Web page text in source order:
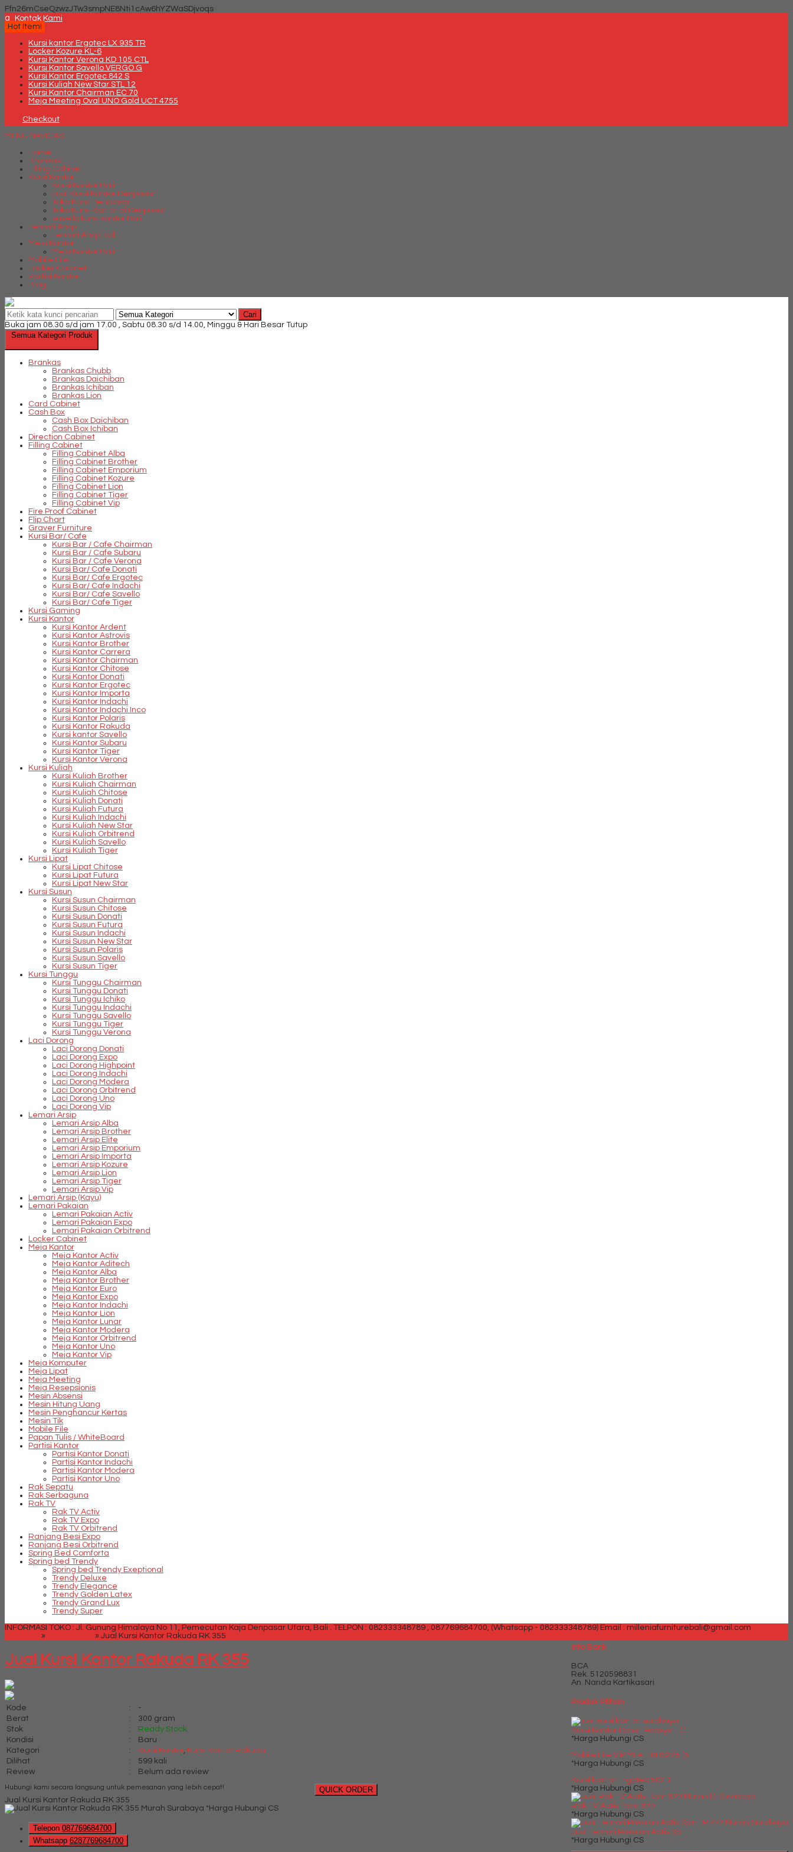
Ffn26mCseQzwzJTw3smpNE8Nti1cAw6hYZWaSDjvoqs
q
Kontak Kami
Hot Item!
Kursi kantor Ergotec LX 935 TR
Locker Kozure KL-6
Kursi Kantor Verona KD 105 CTL
Kursi Kantor Savello VERGO G
Kursi Kantor Ergotec 842 S
Kursi Kuliah New Star STL 12
Kursi Kantor Chairman EC 70
Meja Meeting Oval UNO Gold UCT 4755
Checkout
MENU NAVIGASI
Home
Brankas
Filling Cabinet
Kursi Kantor
Kursi Kantor Bali
Jual Kursi Kantor Denpasar
Toko Kursi Denpasar
Toko Kursi Kantor di Denpasar
savello kursi kantor Bali
Lemari Arsip
Lemari Arsip Bali
Meja Kantor
Meja Kantor Bali
Mobile File
Locker Cabinet
Partisi Kantor
Blog
Cari
Buka jam 08.30 s/d jam 17.00 , Sabtu 08.30 s/d 14.00, Minggu & Hari Besar Tutup
Semua Kategori Produk
Brankas
Brankas Chubb
Brankas Daichiban
Brankas Ichiban
Brankas Lion
Card Cabinet
Cash Box
Cash Box Daichiban
Cash Box Ichiban
Direction Cabinet
Filling Cabinet
Filling Cabinet Alba
Filling Cabinet Brother
Filling Cabinet Emporium
Filling Cabinet Kozure
Filling Cabinet Lion
Filling Cabinet Tiger
Filling Cabinet Vip
Fire Proof Cabinet
Flip Chart
Graver Furniture
Kursi Bar/ Cafe
Kursi Bar / Cafe Chairman
Kursi Bar / Cafe Subaru
Kursi Bar / Cafe Verona
Kursi Bar/ Cafe Donati
Kursi Bar/ Cafe Ergotec
Kursi Bar/ Cafe Indachi
Kursi Bar/ Cafe Savello
Kursi Bar/ Cafe Tiger
Kursi Gaming
Kursi Kantor
Kursi Kantor Ardent
Kursi Kantor Astrovis
Kursi Kantor Brother
Kursi Kantor Carrera
Kursi Kantor Chairman
Kursi Kantor Chitose
Kursi Kantor Donati
Kursi Kantor Ergotec
Kursi Kantor Importa
Kursi Kantor Indachi
Kursi Kantor Indachi Inco
Kursi Kantor Polaris
Kursi Kantor Rakuda
Kursi kantor Savello
Kursi Kantor Subaru
Kursi Kantor Tiger
Kursi Kantor Verona
Kursi Kuliah
Kursi Kuliah Brother
Kursi Kuliah Chairman
Kursi Kuliah Chitose
Kursi Kuliah Donati
Kursi Kuliah Futura
Kursi Kuliah Indachi
Kursi Kuliah New Star
Kursi Kuliah Orbitrend
Kursi Kuliah Savello
Kursi Kuliah Tiger
Kursi Lipat
Kursi Lipat Chitose
Kursi Lipat Futura
Kursi Lipat New Star
Kursi Susun
Kursi Susun Chairman
Kursi Susun Chitose
Kursi Susun Donati
Kursi Susun Futura
Kursi Susun Indachi
Kursi Susun New Star
Kursi Susun Polaris
Kursi Susun Savello
Kursi Susun Tiger
Kursi Tunggu
Kursi Tunggu Chairman
Kursi Tunggu Donati
Kursi Tunggu Ichiko
Kursi Tunggu Indachi
Kursi Tunggu Savello
Kursi Tunggu Tiger
Kursi Tunggu Verona
Laci Dorong
Laci Dorong Donati
Laci Dorong Expo
Laci Dorong Highpoint
Laci Dorong Indachi
Laci Dorong Modera
Laci Dorong Orbitrend
Laci Dorong Uno
Laci Dorong Vip
Lemari Arsip
Lemari Arsip Alba
Lemari Arsip Brother
Lemari Arsip Elite
Lemari Arsip Emporium
Lemari Arsip Importa
Lemari Arsip Kozure
Lemari Arsip Lion
Lemari Arsip Tiger
Lemari Arsip Vip
Lemari Arsip (Kayu)
Lemari Pakaian
Lemari Pakaian Activ
Lemari Pakaian Expo
Lemari Pakaian Orbitrend
Locker Cabinet
Meja Kantor
Meja Kantor Activ
Meja Kantor Aditech
Meja Kantor Alba
Meja Kantor Brother
Meja Kantor Euro
Meja Kantor Expo
Meja Kantor Indachi
Meja Kantor Lion
Meja Kantor Lunar
Meja Kantor Modera
Meja Kantor Orbitrend
Meja Kantor Uno
Meja Kantor Vip
Meja Komputer
Meja Lipat
Meja Meeting
Meja Resepsionis
Mesin Absensi
Mesin Hitung Uang
Mesin Penghancur Kertas
Mesin Tik
Mobile File
Papan Tulis / WhiteBoard
Partisi Kantor
Partisi Kantor Donati
Partisi Kantor Indachi
Partisi Kantor Modera
Partisi Kantor Uno
Rak Sepatu
Rak Serbaguna
Rak TV
Rak TV Activ
Rak TV Expo
Rak TV Orbitrend
Ranjang Besi Expo
Ranjang Besi Orbitrend
Spring Bed Comforta
Spring bed Trendy
Spring bed Trendy Exeptional
Trendy Deluxe
Trendy Elegance
Trendy Golden Latex
Trendy Grand Lux
Trendy Super
INFORMASI TOKO : Jl. Gunung Himalaya No 11, Pemecutan Kaja Denpasar Utara, Bali . TELPON : 082333348789 , 087769684700, (Whatsapp - 082333348789) Email : milleniafurniturebali@gmail.com
» » Jual Kursi Kantor Rakuda RK 355
Jual Kursi Kantor Rakuda RK 355
Kode :
-
Berat
:
300 gram
Stok
:
Ready Stock
Kondisi
:
Baru
Kategori
: Kursi Kantor, Kursi Kantor Rakuda
Dilihat
:
599 kali
Review
: Belum ada review
QUICK ORDER
Hubungi kami secara langsung untuk pemesanan yang lebih cepat!
Jual Kursi Kantor Rakuda RK 355
*Harga Hubungi CS
Telepon 087769684700
Whatsapp 6287769684700
Info Bank
BCA
Rek. 5120598831
An. Nanda Kartikasari
Produk Pilihan
Kursi Kantor Donsti Avasys 1 C
*Harga Hubungi CS
Mobile File VIP MFA-10BS225 (5....
*Harga Hubungi CS
Kursi kantor Ergotec 502 T
*Harga Hubungi CS
Rak TV Activ Bom 620
*Harga Hubungi CS
Jual Lemari Pakaian Activ Spi....
*Harga Hubungi CS